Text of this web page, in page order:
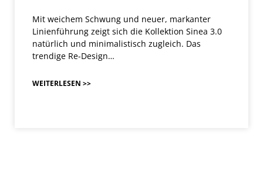
Mit weichem Schwung und neuer, markanter
Linienführung zeigt sich die Kollektion Sinea 3.0
natürlich und minimalistisch zugleich. Das
trendige Re-Design…
WEITERLESEN >>